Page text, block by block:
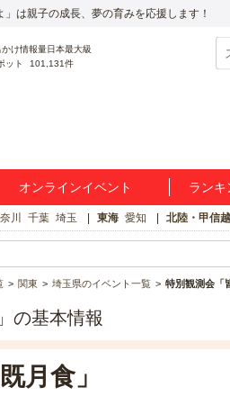
は親子の成長、夢の育みを応援します！
ット 101,131件
オンラインイベント ランキ
川 千葉 埼玉 東海 愛知 北陸・甲信越
関東 埼玉県のイベント一覧 特別観測会「
の基本情報
月食」